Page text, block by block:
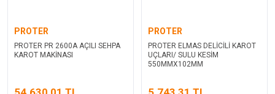
PROTER
PROTER PR 2600A AÇILI SEHPA
KAROT MAKİNASI
PROTER
PROTER ELMAS DELİCİLİ KAROT
UÇLARI/ SULU KESİM
550MMX102MM